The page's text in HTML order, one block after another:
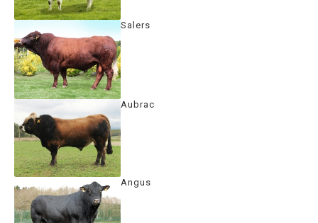
Salers
Aubrac
Angus